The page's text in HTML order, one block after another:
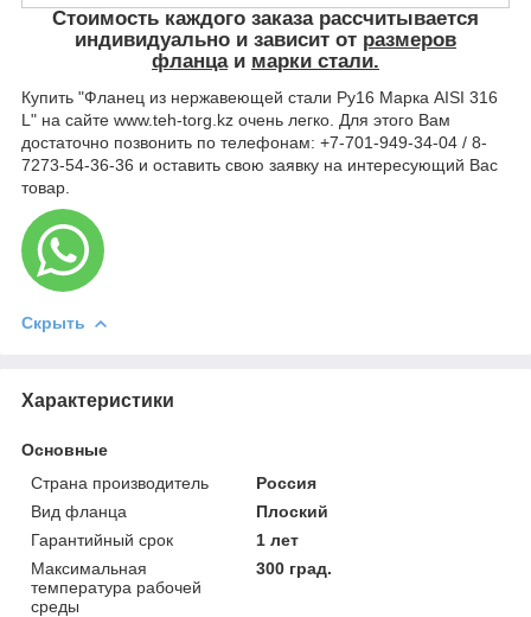
Стоимость каждого заказа рассчитывается
индивидуально и зависит от размеров
фланцаи марки стали.
Купить "Фланец из нержавеющей стали Ру16 Марка AISI 316
L" на сайте www.teh-torg.kz очень легко. Для этого Вам
достаточно позвонить по телефонам: +7-701-949-34-04 / 8-
7273-54-36-36 и оставить свою заявку на интересующий Вас
товар.
Скрыть
Характеристики
Основные
Страна производитель
Россия
Вид фланца
Плоский
Гарантийный срок
1 лет
Максимальная
температура рабочей
среды
300 град.